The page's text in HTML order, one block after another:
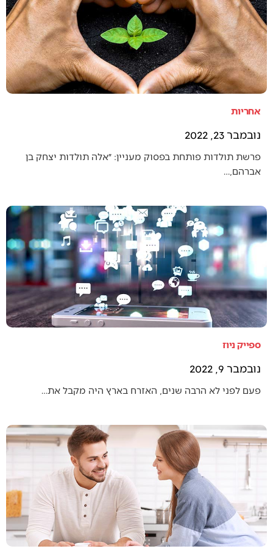
אחריות
נובמבר 23, 2022
פרשת תולדות פותחת בפסוק מעניין: ״אלה תולדות יצחק בן
אברהם,…
ספייק ניוז
נובמבר 9, 2022
פעם לפני לא הרבה שנים, האזרח בארץ היה מקבל את…